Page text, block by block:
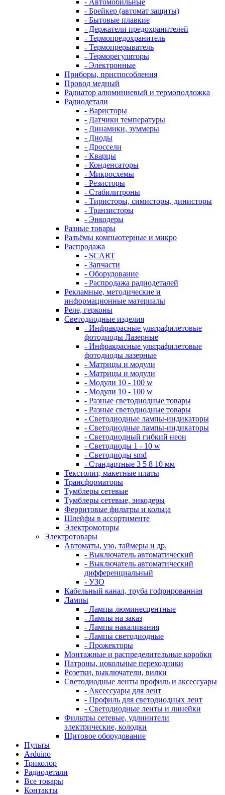
- Автомобильные
- Брейкер (автомат защиты)
- Бытовые плавкие
- Держатели предохранителей
- Термопредохранитель
- Термопрерыватель
- Терморегуляторы
- Электронные
Приборы, приспособления
Провод медный
Радиатор алюминиевый и термоподложка
Радиодетали
- Варисторы
- Датчики температуры
- Динамики, зуммеры
- Диоды
- Дроссели
- Кварцы
- Конденсаторы
- Микросхемы
- Резисторы
- Стабилитроны
- Тиристоры, симисторы, динисторы
- Транзисторы
- Энкодеры
Разные товары
Разъёмы компьютерные и микро
Распродажа
- SCART
- Запчасти
- Оборудование
- Распродажа радиодеталей
Рекламные, методические и
информационные материалы
Реле, герконы
Светодиодные изделия
- Инфракрасные ультрафилетовые
фотодиоды Лазерные
- Инфракрасные ультрафилетовые
фотодиоды лазерные
- Матрицы и модули
- Матрицы и модули
- Модули 10 - 100 w
- Модули 10 - 100 w
- Разные светодиодные товары
- Разные светодиодные товары
- Светодиодные лампы-индикаторы
- Светодиодные лампы-индикаторы
- Светодиодный гибкий неон
- Светодиоды 1 - 10 w
- Светодиоды smd
- Стандартные 3 5 8 10 мм
Текстолит, макетные платы
Трансформаторы
Тумблеры сетевые
Тумблеры сетевые, энкодеры
Ферритовые фильтры и кольца
Шлейфы в ассортименте
Электромоторы
Электротовары
Автоматы, узо, таймеры и др.
- Выключатель автоматический
- Выключатель автоматический
дифференциальный
- УЗО
Кабельный канал, труба гофрированная
Лампы
- Лампы люминесцентные
- Лампы на заказ
- Лампы накаливания
- Лампы светодиодные
- Прожекторы
Монтажные и распределительные коробки
Патроны, цокольные переходники
Розетки, выключатели, вилки
Светодиодные ленты профиль и аксессуары
- Аксессуары для лент
- Профиль для светодиодных лент
- Светодиодные ленты и линейки
Фильтры сетевые, удлинители
электрические, колодки
Щитовое оборудование
Пульты
Arduino
Триколор
Радиодетали
Все товары
Контакты